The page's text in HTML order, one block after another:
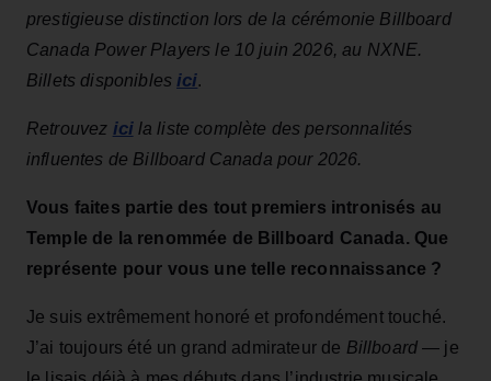
prestigieuse distinction lors de la cérémonie Billboard
Canada Power Players le 10 juin 2026, au NXNE.
Billets disponibles ici.
Retrouvez icila liste complète des personnalités
influentes de Billboard Canada pour 2026.
Vous faites partie des tout premiers intronisés au
Temple de la renommée de Billboard Canada. Que
représente pour vous une telle reconnaissance ?
Je suis extrêmement honoré et profondément touché.
J’ai toujours été un grand admirateur de Billboard — je